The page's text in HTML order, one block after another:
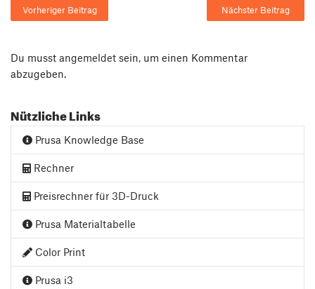
Vorheriger Beitrag Nächster Beitrag
Du musst angemeldet sein, um einen Kommentar
abzugeben.
Nützliche Links
Prusa Knowledge Base
Rechner
Preisrechner für 3D-Druck
Prusa Materialtabelle
Color Print
Prusa i3